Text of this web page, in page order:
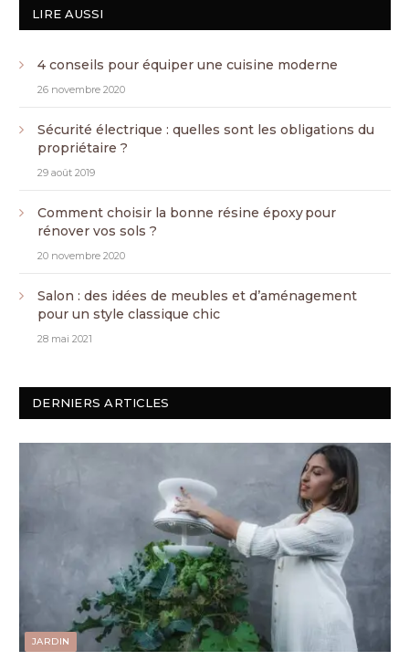
LIRE AUSSI
4 conseils pour équiper une cuisine moderne
26 novembre 2020
Sécurité électrique : quelles sont les obligations du
propriétaire ?
29 août 2019
Comment choisir la bonne résine époxy pour
rénover vos sols ?
20 novembre 2020
Salon : des idées de meubles et d’aménagement
pour un style classique chic
28 mai 2021
DERNIERS ARTICLES
JARDIN